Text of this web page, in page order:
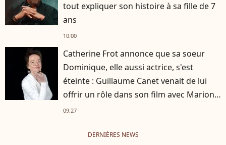
tout expliquer son histoire à sa fille de 7
ans
10:00
Catherine Frot annonce que sa soeur
Dominique, elle aussi actrice, s'est
éteinte : Guillaume Canet venait de lui
offrir un rôle dans son film avec Marion
Cotillard
09:27
DERNIÈRES NEWS